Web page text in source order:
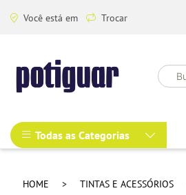
Você está em Trocar
Todas as Categorias
HOME TINTAS E ACESSÓRIOS